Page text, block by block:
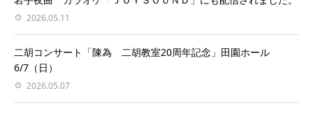
2026.05.11
二胡コンサート「陳為 二胡教室20周年記念」田園ホール
6/7（日）
2026.05.07